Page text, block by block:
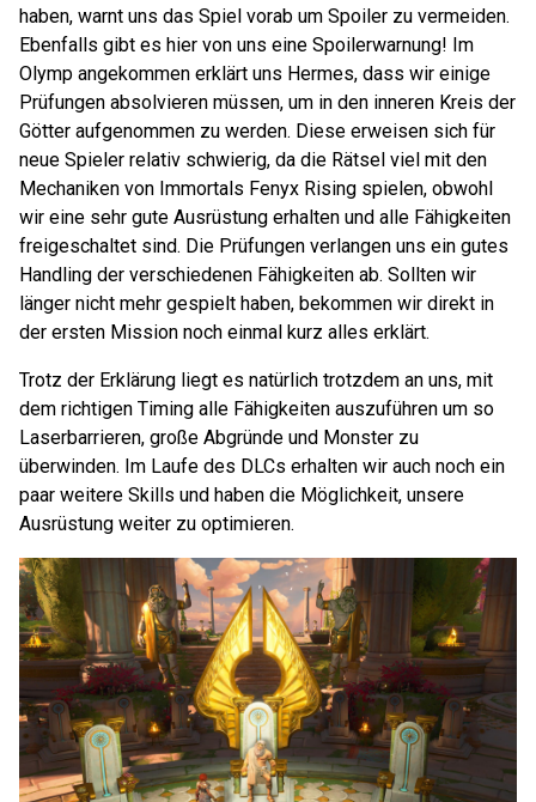
haben, warnt uns das Spiel vorab um Spoiler zu vermeiden.
Ebenfalls gibt es hier von uns eine Spoilerwarnung! Im
Olymp angekommen erklärt uns Hermes, dass wir einige
Prüfungen absolvieren müssen, um in den inneren Kreis der
Götter aufgenommen zu werden. Diese erweisen sich für
neue Spieler relativ schwierig, da die Rätsel viel mit den
Mechaniken von Immortals Fenyx Rising spielen, obwohl
wir eine sehr gute Ausrüstung erhalten und alle Fähigkeiten
freigeschaltet sind. Die Prüfungen verlangen uns ein gutes
Handling der verschiedenen Fähigkeiten ab. Sollten wir
länger nicht mehr gespielt haben, bekommen wir direkt in
der ersten Mission noch einmal kurz alles erklärt.
Trotz der Erklärung liegt es natürlich trotzdem an uns, mit
dem richtigen Timing alle Fähigkeiten auszuführen um so
Laserbarrieren, große Abgründe und Monster zu
überwinden. Im Laufe des DLCs erhalten wir auch noch ein
paar weitere Skills und haben die Möglichkeit, unsere
Ausrüstung weiter zu optimieren.